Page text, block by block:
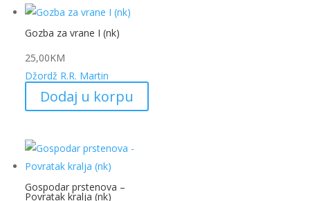
Gozba za vrane I (nk)
25,00KM
Džordž R.R. Martin
Dodaj u korpu
Gospodar prstenova –
Povratak kralja (nk)